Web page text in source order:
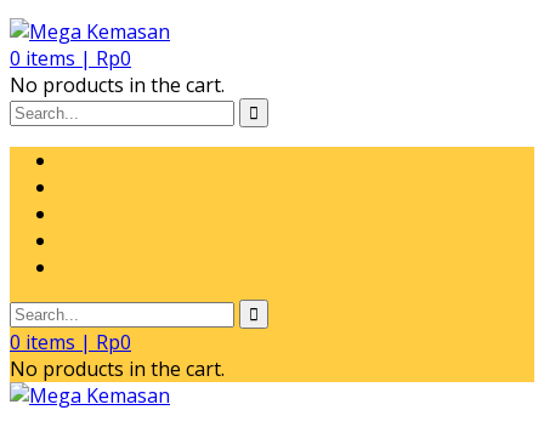
0 items | Rp0
No products in the cart.
0 items | Rp0
No products in the cart.